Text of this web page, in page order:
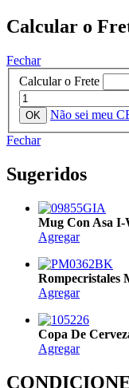
Calcular o
Fechar
Calcular o Frete
Não sei meu
Fechar
Sugeridos
Mug Con Asa I-
Agregar
Rompecristales
Agregar
Copa De
Agregar